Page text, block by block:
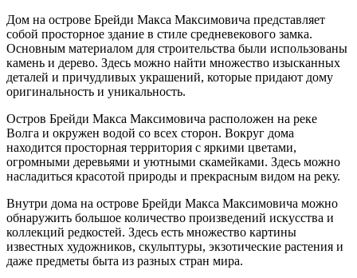
Дом на острове Брейди Макса Максимовича представляет
собой просторное здание в стиле средневекового замка.
Основным материалом для строительства были использованы
камень и дерево. Здесь можно найти множество изысканных
деталей и причудливых украшений, которые придают дому
оригинальность и уникальность.
Остров Брейди Макса Максимовича расположен на реке
Волга и окружен водой со всех сторон. Вокруг дома
находится просторная территория с яркими цветами,
огромными деревьями и уютными скамейками. Здесь можно
насладиться красотой природы и прекрасным видом на реку.
Внутри дома на острове Брейди Макса Максимовича можно
обнаружить большое количество произведений искусства и
коллекций редкостей. Здесь есть множество картины
известных художников, скульптуры, экзотические растения и
даже предметы быта из разных стран мира.